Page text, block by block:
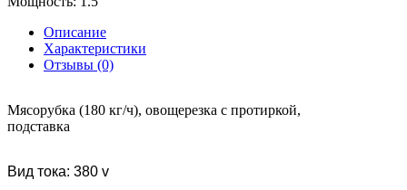
Описание
Характеристики
Отзывы (0)
Мясорубка (180 кг/ч), овощерезка с протиркой,
подставка
Вид тока: 380 v